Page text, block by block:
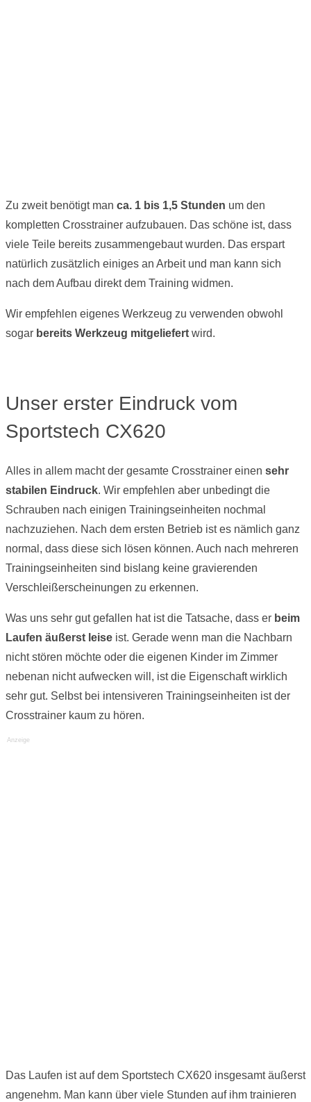
Zu zweit benötigt man ca. 1 bis 1,5 Stunden um den
kompletten Crosstrainer aufzubauen. Das schöne ist, dass
viele Teile bereits zusammengebaut wurden. Das erspart
natürlich zusätzlich einiges an Arbeit und man kann sich
nach dem Aufbau direkt dem Training widmen.
Wir empfehlen eigenes Werkzeug zu verwenden obwohl
sogar bereits Werkzeug mitgeliefert wird.
Unser erster Eindruck vom
Sportstech CX620
Alles in allem macht der gesamte Crosstrainer einen sehr
stabilen Eindruck. Wir empfehlen aber unbedingt die
Schrauben nach einigen Trainingseinheiten nochmal
nachzuziehen. Nach dem ersten Betrieb ist es nämlich ganz
normal, dass diese sich lösen können. Auch nach mehreren
Trainingseinheiten sind bislang keine gravierenden
Verschleißerscheinungen zu erkennen.
Was uns sehr gut gefallen hat ist die Tatsache, dass er beim
Laufen äußerst leise ist. Gerade wenn man die Nachbarn
nicht stören möchte oder die eigenen Kinder im Zimmer
nebenan nicht aufwecken will, ist die Eigenschaft wirklich
sehr gut. Selbst bei intensiveren Trainingseinheiten ist der
Crosstrainer kaum zu hören.
Anzeige
Das Laufen ist auf dem Sportstech CX620 insgesamt äußerst
angenehm. Man kann über viele Stunden auf ihm trainieren